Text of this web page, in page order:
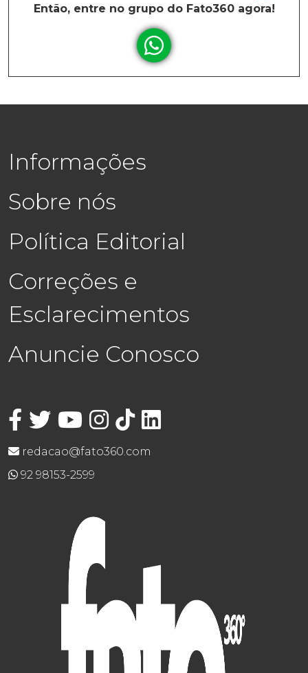
Então, entre no grupo do Fato360 agora!
Informações
Sobre nós
Política Editorial
Correções e
Esclarecimentos
Anuncie Conosco
redacao@fato360.com
92 98153-2599